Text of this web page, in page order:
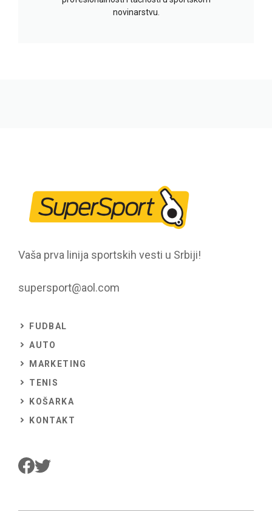
novinarstvu.
Vaša prva linija sportskih vesti u Srbiji!
supersport@aol.com
FUDBAL
AUTO
MARKETING
TENIS
KOŠARKA
KONTAKT